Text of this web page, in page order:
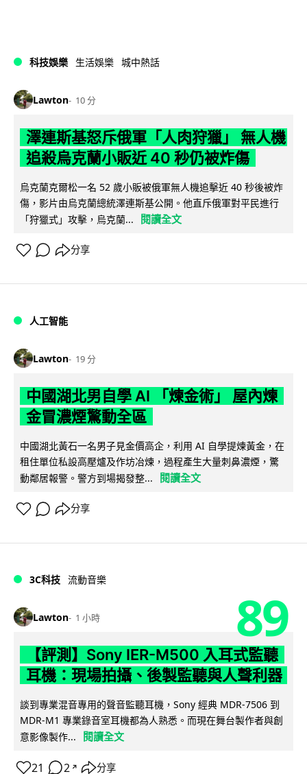
科技娛樂 生活娛樂 城中熱話
Lawton 10 分
澤連斯基怒斥俄軍「人肉狩獵」 無人機
追殺烏克蘭小販近 40 秒仍被炸傷
烏克蘭克爾松一名 52 歲小販被俄軍無人機追擊近 40 秒後被炸
傷，影片由烏克蘭總統澤連斯基公開。他直斥俄軍對平民進行
「狩獵式」攻擊，烏克蘭...
閱讀全文
分享
人工智能
Lawton 19 分
中國湖北男自學 AI 「煉金術」 屋內煉
金冒濃煙驚動全區
中國湖北黃石一名男子見金價高企，利用 AI 自學提煉黃金，在
租住單位私設高壓爐及作坊冶煉，過程產生大量刺鼻濃煙，驚
動鄰居報警。警方到場揭發整...
閱讀全文
分享
3C科技 流動音樂
Lawton 1 小時 89
【評測】Sony IER-M500 入耳式監聽
耳機：現場拍攝、後製監聽與人聲利器
談到專業混音專用的聲音監聽耳機，Sony 經典 MDR-7506 到
MDR-M1 專業錄音室耳機都為人熟悉。而現在舞台製作者與創
意影像製作...
閱讀全文
21 2 ↗ 分享